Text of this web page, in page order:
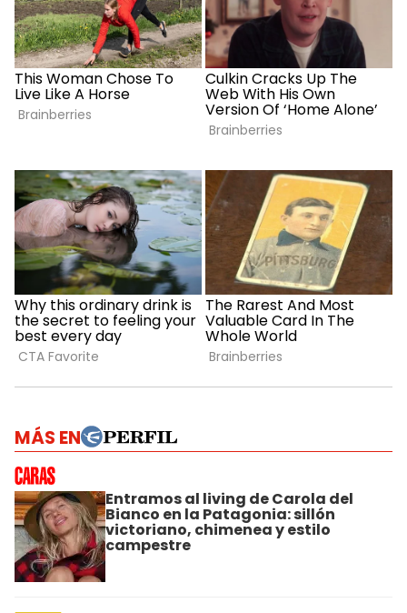
MÁS EN
Entramos al living de Carola del
Bianco en la Patagonia: sillón
victoriano, chimenea y estilo
campestre